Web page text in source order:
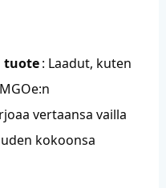
tuote: Laadut, kuten
vertaansa vailla
kokoonsa